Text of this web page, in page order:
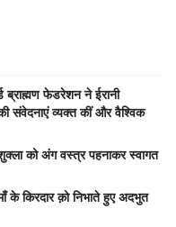
ब्राह्मण फेडरेशन ने ईरानी
संवेदनाएं व्यक्त कीं और वैश्विक
को अंग वस्त्र पहनाकर स्वागत
के किरदार क़ो निभाते हुए अदभुत